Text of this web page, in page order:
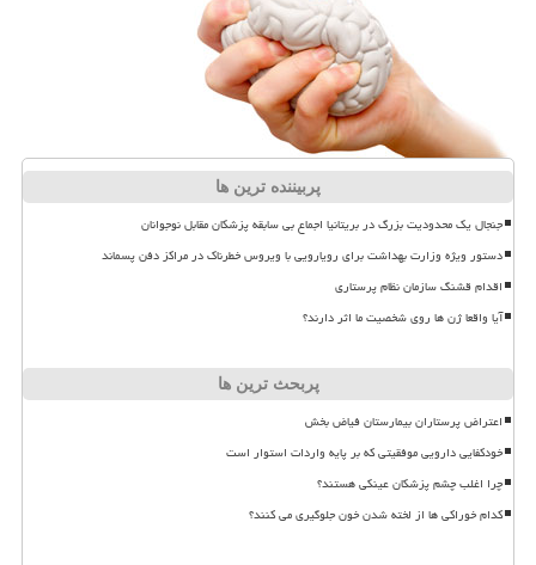
پربیننده ترین ها
جنجال یک محدودیت بزرگ در بریتانیا اجماع بی سابقه پزشکان مقابل نوجوانان
دستور ویژه وزارت بهداشت برای رویارویی با ویروس خطرناک در مراکز دفن پسماند
اقدام قشنگ سازمان نظام پرستاری
آیا واقعا ژن ها روی شخصیت ما اثر دارند؟
پربحث ترین ها
اعتراض پرستاران بیمارستان فیاض بخش
خودکفایی دارویی موفقیتی که بر پایه واردات استوار است
چرا اغلب چشم پزشکان عینکی هستند؟
کدام خوراکی ها از لخته شدن خون جلوگیری می کنند؟